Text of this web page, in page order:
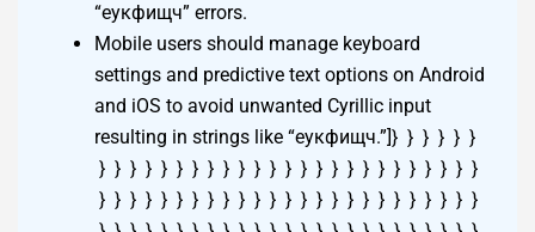
“еукфищч” errors.
Mobile users should manage keyboard settings and predictive text options on Android and iOS to avoid unwanted Cyrillic input resulting in strings like “еукфищч.”]} } } } } } } } } } } } } } } } } } } } } } } } } } } } } } } } } } } } } } } } } } } } } } } } } } } } } } } } } } } } } } } } } } } } } } } } } } } } } } } } } } } } } } } } } } } } } } } } } } } } } } } } } } } } } } } } } } } } } } } } } } } } } } } } } } } } } } } } } } } } } } } } } } } } } } } } } } } } } } } } } } } } } } } } } } } } } } } } } } } } } } } } } } } } } } } } } } } } } } } } } } } } } } } } } } } } } } } } } } } } } } } } } } } } } } } } } } } } } } } } } } } } } } } } } } } } } } } } } } } } } } } } } } } } } } } } } } } } } } } } } } } } } } } } } } } } } } } } } } } } } } } } } } } } } } } } } } } } } } } } } } } } } } } } } } } } } } } } } } } } } } } } } } } } } } } } } } } } } } } } } } } } } } } } } } } } } } } } } } } } } } } } } } } } } } } } } } } } } } } } } } } } } } } } } } } } } } } } } } } } } } } } } } } } } } } } } } } } } } } } } } } } } } } } } } } } } } } } } } } } } } } } } } } } } } } } } } } } } } } } } } } } } } } } } } } } } } } } } } } } } } } } } } } } } } } } } } } } } } } } } } } } } } } } } } } } } } } } } } } } } } } } } } } } } } } } } } } } } } } } } } } } } } } } } } } } } } } } } } } } } } } } } } } } } } } } } } } } } } } } } } } } } } } } } } } } } } } } } } } } } } } } } } } } } } } } } } } } } } } } } } } } } } } } } } } } } } } } } } } } } } } } } } } } } } } } } } } } } } } } } } } } } } } } } } } } } } } } } } } } } } } } } } } } } } } } } } } } } } } } } } } } } } } } } } } } } } } } } } } } } } } } } } } } } } } } } } } } } } } } } } } } } } } } } } } } } } } } } } } } } } } } } } } } } } } } } } } } } } } } } } } } } } } } } } } } } } } } } } } } } } } } } } } } } } } } } } } } } } } } } } } } } } } } } } } } } } } } } } } } } } } } } } } } } } } } } } } } } } } } } } } } } } } } } } } } } } } } } } } } } } } } } } } } } } } } } } } } } } } } } } } } } } } } } } } } } } } } } } } } } } } } } } } } } } } } } } } } } } } } } } } } } } } } } } } } } } } } } } } } } } } } } } } } } } } } } } } } } } } } } } } } } } } } } } } } } } } } } } } } } } } } } } } } } } } } } } } } } } } } } } } } } } } } } } } } } } } } } } } } } } } } } } } } } } } } } } } } } } } } } } } } } } } } } } } } } } } } } } } } } } } } } } } } } } } } } } } } } } } } } } } } } } } } } } } } } } } } } } } } } } } } } } } } } } } } } } } } } } } } } } } } } } } } } } } } } } } } } } } } } } } } } } } } } } } } } } } } } } } } } } } } } } } } } } } } } } } } } } } } } } } } } } } } } } } } } } } } } } } } } } } } } } } } } } } } } } } } } } } } } } } } } } } } } } } } } } } } } } } } } } } } } } } } } } } } } } } } } } } } } } } } } } } } } } } } } } } } } } } } } } } } } } } } } } } } } } } } } } } } } } } } } } } } } } } } } } } } } } } } } } } } } } } } } } } } } } } } } } } } } } } } } } } } } } } } } } } } } } } } } } } } } } } } } } } } } } } } } } } } } } } } } } } } } } } } } } } } } } } } } } } } } } } } } } } } } } } } } } } } } } } } } } } } } } } } } } } } } } } } } } } } } } } } } } } } } } } } } } } } } } } } } } } } } } } } } } } } } } } } } } } } } } } } } } } } } } } } } } } } } } } } } } } } } } } } } } } } } } } } } } } } } } } } } } } } } } } } } } } } } } } } } } } } } } } } } } } } } } } } } } } } } } } } } } } } } } } } } } } } } } } } } } } } } } } } } } } } } } } } } } } } } } } } } } } } } } } } } } } } } } } } } } } } } } } } } } } } } } } } } } } } } } } } } } } } } } } } } } } } } } } } } } } } } } } } } } } } } } } } } } } } } } } } } } } } } } } } } } } } } } } } } } } } } } } } } } } } } } } } } } } } } } } } } } } } } } } } } } } } } } } } } } } } } } } } } } } } } } } } } } } } } } } } } } } } } } } } } } } } } } } } } } } } } } } } } } } } } } } } } } } } } } } } } } } } } } } } } } } } } } } } } } } } } } } } } } } } } } } } } } } } } } } } } } } } } } } } } } } } } } } } } } } } } } } } } } } } } } } } } } } } } } } } } } } } } } } } } } } } } } } } } } } } } } } } } } } } } } } } } } } } } } } } } } } } } } } } } } } } } } } } } } } } } } } } } } } } } } } } } } } } } } } } } } } } } } } } } } } } } } } } } } } } } } } } } } } } } } } } } } } } } } } } } } } } } } } } } } } } } } } } } } } } } } } } } } } } } } } } } } } } } } } } } } } } } } } } } } } } } } } } } } } } } } } } } } } } } } } } } } } } } } } } } } } } } } } } } } } } } } } } } } } } } } } } } } } } } } } } } } } } } } } } } } } } } } } } } } } } } } } } } } } } } } } } } } } } } } } } } } } } } } } } } } } } } } } } } } } } } } } } } } } } } } } } } } } } } } } } } } } } } } } } } } } } } } } } } } } } } } } } } } } } } } } } } } } } } } } } } } } } } } } } } } } } } } } } } } } } } } } } } } } } } } } } } } } } } } } } } } } } } } } } } } } } } } } } } } } } } } } } } } } } } } } } } } } } } } } } } } } } } } } } } } } } } } } } } } } } } } } } } } } } } } } } } } } } } } } } } } } } } } } } } } } } } } } } } } } } } } } } } } } } } } } } } } } } } } } } } } } } } } } } } } } } } } } } } } } } } } } } } } } } } } } } } } } } } } } } } } } } } } } } } } } } } } } } } } } } } } } } } } } } } } } } } } } } } } } } } } } } } } } } } } } } } } } } } } } } } } } } } } } } } } } } } } } } } } } } } } } } } } } } } } } } } } } } } } } } } } } } } } } } } } } } } } } } } } } } } } } } } } } } } } } } } } } } } } } } } } } } } } } } } } } } } } } } } } } } } } } } } } } } } } } } } } } } } } } } } } } } } } } } } } } } } } } } } } } } } } } } } } } } } } } } } } } } } } } } } } } } } } } } } } } } } } } } } } } } } } } } } } } } } } } } } } } } } } } } } } } } } } } } } } } } } } } } } } } } } } } } } } } } } } } } } } } } } } } } } } } } } } } } } } } } } } } } } } } } } } } } } } } } } } } } } } } } } } } } } } } } } } } } } } } } } } } } } } } } } } } } } } } } } } } } } } } } } } } } } } } } } } } } } } } } } } } } } } } } } } } } } } } } } } } } } } } } } } } } } } } } } } } } } } } } } } } } } } } } } } } } } } } } } } } } } } } } } } } } } } } } } } } } } } } } } } } } } } } } } } } } } } } } } } } } } } } } } } } } } } } } } } } } } } } } } } } } } } } } } } } } } } } } } } } } } } } } } } } } } } } } } } } } } } } } } } } } } } } } } } } } } } } } } } } } } } } } } } } } } } } } } } } } } } } } } } } } } } } } } } } } } } } } } } } } } } } } } } } } } } } } } } } } } } } } } } } } } } } } } } } } } } } } } } } } } } } } } } } } } } } } } } } } } } } } } } } } } } } } } } } } } } } } } } } } } } } } } } } } } } } } } } } } } } } } } } } } } } } } } } } } } } } } } } } } } } } } } } } } } } } } } } } } } } } } } } } } } } } } } } } } } } } } } } } } } } } } } } } } } } } } } } } } } } } } } } } } } } } }